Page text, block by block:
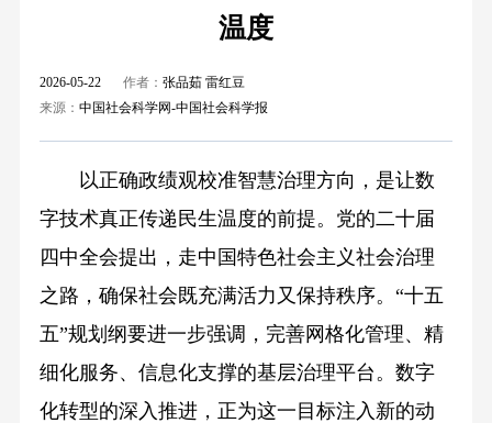
温度
2026-05-22 作者： 张品茹 雷红豆
来源： 中国社会科学网-中国社会科学报
以正确政绩观校准智慧治理方向，是让数
字技术真正传递民生温度的前提。党的二十届
四中全会提出，走中国特色社会主义社会治理
之路，确保社会既充满活力又保持秩序。“十五
五”规划纲要进一步强调，完善网格化管理、精
细化服务、信息化支撑的基层治理平台。数字
化转型的深入推进，正为这一目标注入新的动